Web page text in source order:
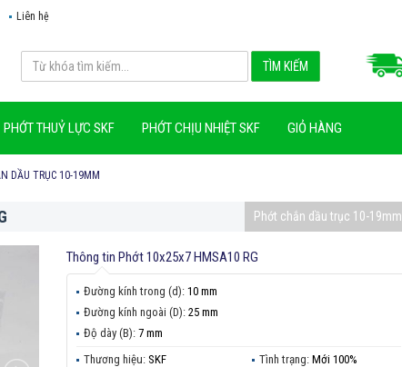
Liên hệ
PHỚT THUỶ LỰC SKF PHỚT CHỊU NHIỆT SKF GIỎ HÀNG
DẦU TRỤC 10-19MM
Phớt chắn dầu trục 10-19mm
Thông tin Phớt 10x25x7 HMSA10 RG
Đường kính trong (d): 10 mm
Đường kính ngoài (D): 25 mm
Độ dày (B): 7 mm
Thương hiệu: SKF Tình trạng:Mới 100%